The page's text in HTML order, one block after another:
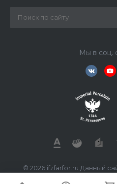
Мы в соц.
© 2026 ifzfarfor.ru Данный